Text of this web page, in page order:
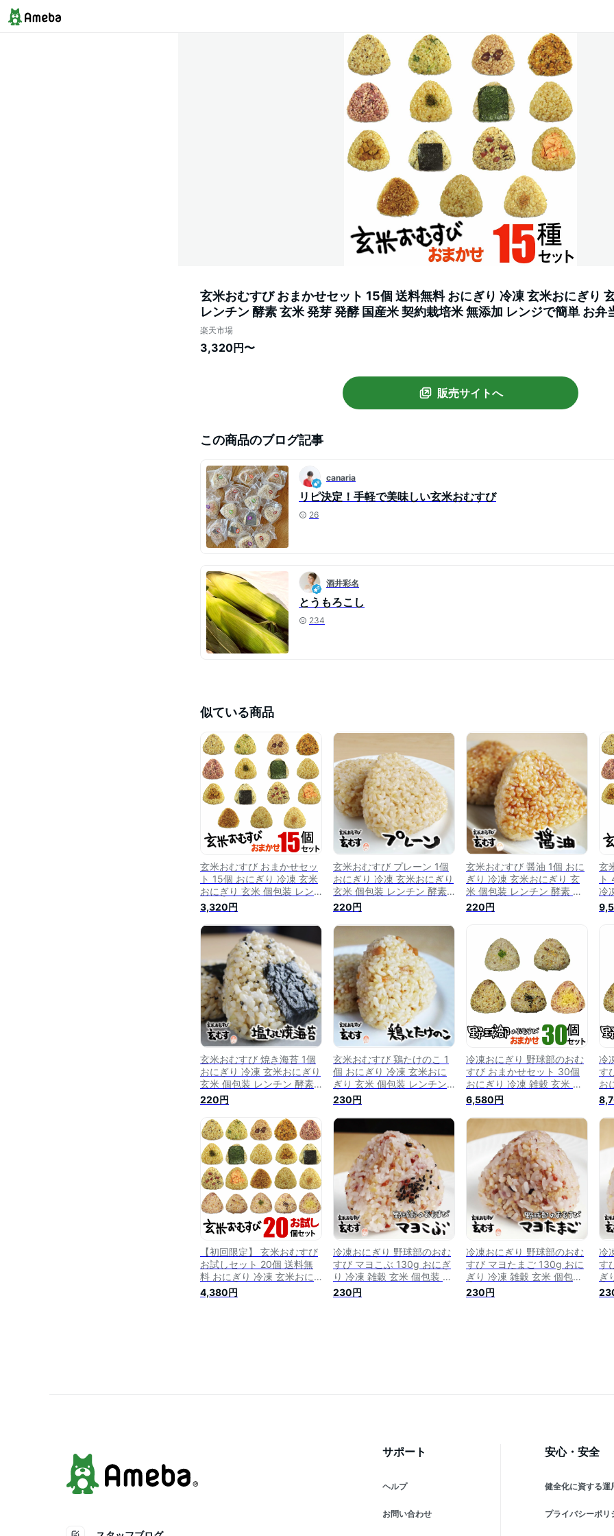
玄米おむすび おまかせセット 15個 送料無料 おにぎり 冷凍 玄米おにぎり
レンチン 酵素 玄米 発芽 発酵 国産米 契約栽培米 無添加 レンジで簡単 お弁
軽食 間食 おやつ 補食 夜食 時短食 玄むす 玄むす屋
楽天市場
3,320円〜
販売サイトへ
この商品のブログ記事
canaria
リピ決定！手軽で美味しい玄米おむすび
26
酒井彩名
とうもろこし
234
似ている商品
玄米おむすび おまかせセッ
ト 15個 おにぎり 冷凍 玄米
おにぎり 玄米 個包装 レン
チン 酵素 玄米 発芽 発酵 国
産米 契約栽培米 無添加 レ
ンジで簡単 お弁当 朝ごはん
軽食 間食 おやつ 補食 夜食
時短食 定期購入 定期便 玄
むす 玄むす屋
3,320円
玄米おむすび プレーン 1個
おにぎり 冷凍 玄米おにぎり
玄米 個包装 レンチン 酵素
玄米 発芽 発酵 国産米 契約
栽培米 無添加 レンジで簡単
お弁当 朝ごはん 軽食 間食
おやつ 補食 夜食 時短食 玄
むす 玄むす屋
220円
玄米おむすび 醤油 1個 おに
ぎり 冷凍 玄米おにぎり 玄
米 個包装 レンチン 酵素 玄
米 発芽 発酵 国産米 契約栽
培米 無添加 レンジで簡単
おやつ 補食 夜食 時短食 玄
むす 玄むす屋
220円
玄
ト
冷
包
芽
玄米おむすび 焼き海苔 1個
おにぎり 冷凍 玄米おにぎり
玄米 個包装 レンチン 酵素
玄米 発芽 発酵 国産米 契約
栽培米 無添加 レンジで簡単
お弁当 朝ごはん 軽食 間食
おやつ 補食 夜食 時短食 玄
むす 玄むす屋
220円
玄米おむすび 鶏たけのこ 1
個 おにぎり 冷凍 玄米おに
ぎり 玄米 個包装 レンチン
酵素 玄米 発芽 発酵 国産米
契約栽培米 無添加 レンジで
簡単 お弁当 朝ごはん 軽食
間食 おやつ 補食 夜食 時短
食 玄むす 玄むす屋
230円
冷凍おにぎり 野球部のおむ
すび おまかせセット 30個
おにぎり 冷凍 雑穀 玄米 個
包装 レンチン 酵素 玄米 発
芽 発酵 国産米 契約栽培米
無添加 レンジで簡単 お弁当
朝ごはん 軽食 間食 おやつ
補食 夜食 時短食 定期購入
定期便 野球部 おにぎり 玄
むす 玄むす屋
6,580円
冷
す
お
包
芽
無
【初回限定】 玄米おむすび
お試しセット 20個 送料無
料 おにぎり 冷凍 玄米おに
ぎり 玄米 個包装 レンチン
酵素 玄米 発芽 発酵 国産米
4,380円
冷凍おにぎり 野球部のおむ
すび マヨこぶ 130g おにぎ
り 冷凍 雑穀 玄米 個包装 レ
ンチン 酵素 玄米 発芽 発酵
国産米 契約栽培米 無添加
230円
冷凍おにぎり 野球部のおむ
すび マヨたまご 130g おに
ぎり 冷凍 雑穀 玄米 個包装
レンチン 酵素 玄米 発芽 発
酵 国産米 契約栽培米 無添
230円
冷
す
ぎ
レ
酵
サポート
ヘルプ
お問い合わせ
安心・安全
健全化に資する運
プライバシーポリ